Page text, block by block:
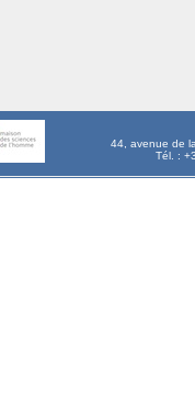
44, avenue de
Tél. :